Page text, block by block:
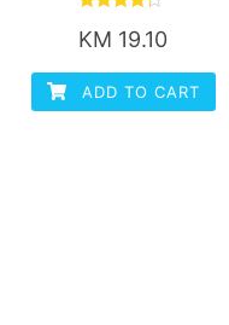
4.00
KM 19.10
ADD TO CART